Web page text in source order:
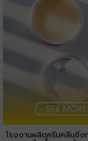
โรงงานผลิตครีมคลีนซิ่ง